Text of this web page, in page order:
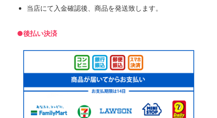
当店にて入金確認後、商品を発送致します。
●後払い決済